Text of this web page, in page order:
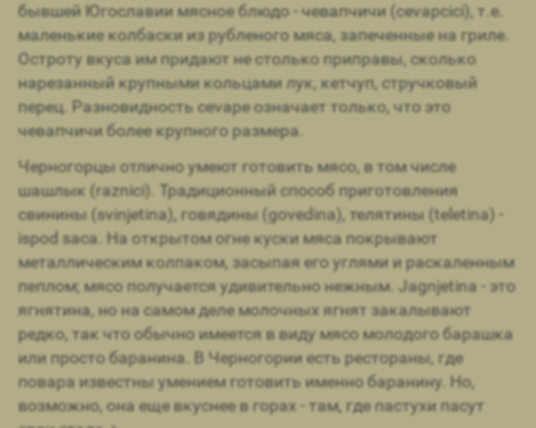
бывшей Югославии мясное блюдо - чевапчичи (cevapcici), т.е.
маленькие колбаски из рубленого мяса, запеченные на гриле.
Остроту вкуса им придают не столько приправы, сколько
нарезанный крупными кольцами лук, кетчуп, стручковый
перец. Разновидность cevape означает только, что это
чевапчичи более крупного размера.
Черногорцы отлично умеют готовить мясо, в том числе
шашлык (raznici). Традиционный способ приготовления
свинины (svinjetina), говядины (govedina), телятины (teletina) -
ispod saca. На открытом огне куски мяса покрывают
металлическим колпаком, засыпая его углями и раскаленным
пеплом; мясо получается удивительно нежным. Jagnjetina - это
ягнятина, но на самом деле молочных ягнят закалывают
редко, так что обычно имеется в виду мясо молодого барашка
или просто баранина. В Черногории есть рестораны, где
повара известны умением готовить именно баранину. Но,
возможно, она еще вкуснее в горах - там, где пастухи пасут